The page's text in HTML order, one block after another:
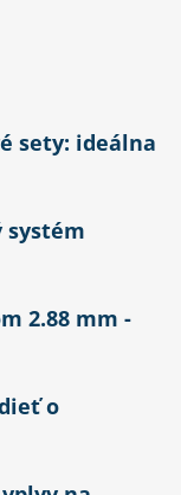
sety: ideálna
systém
2.88 mm -
o